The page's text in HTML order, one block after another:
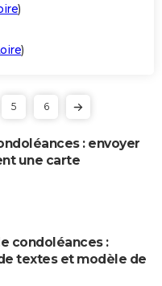
)
)
5 6
: envoyer
une carte
condoléances :
textes et modèle de